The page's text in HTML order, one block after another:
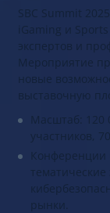
SBC Summit
iGaming и
экспертов и
Мероприятие
новые
выставочную
Масштаб: 120
участников,
Конференции
рынки.